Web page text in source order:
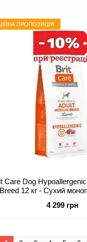
ПРОПОЗИЦІЯ
Care Dog
Breed 12 кг - Сухий
середніх порід
4 299 грн